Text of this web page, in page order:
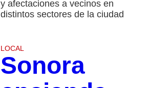
y afectaciones a vecinos en
distintos sectores de la ciudad
LOCAL
Sonora